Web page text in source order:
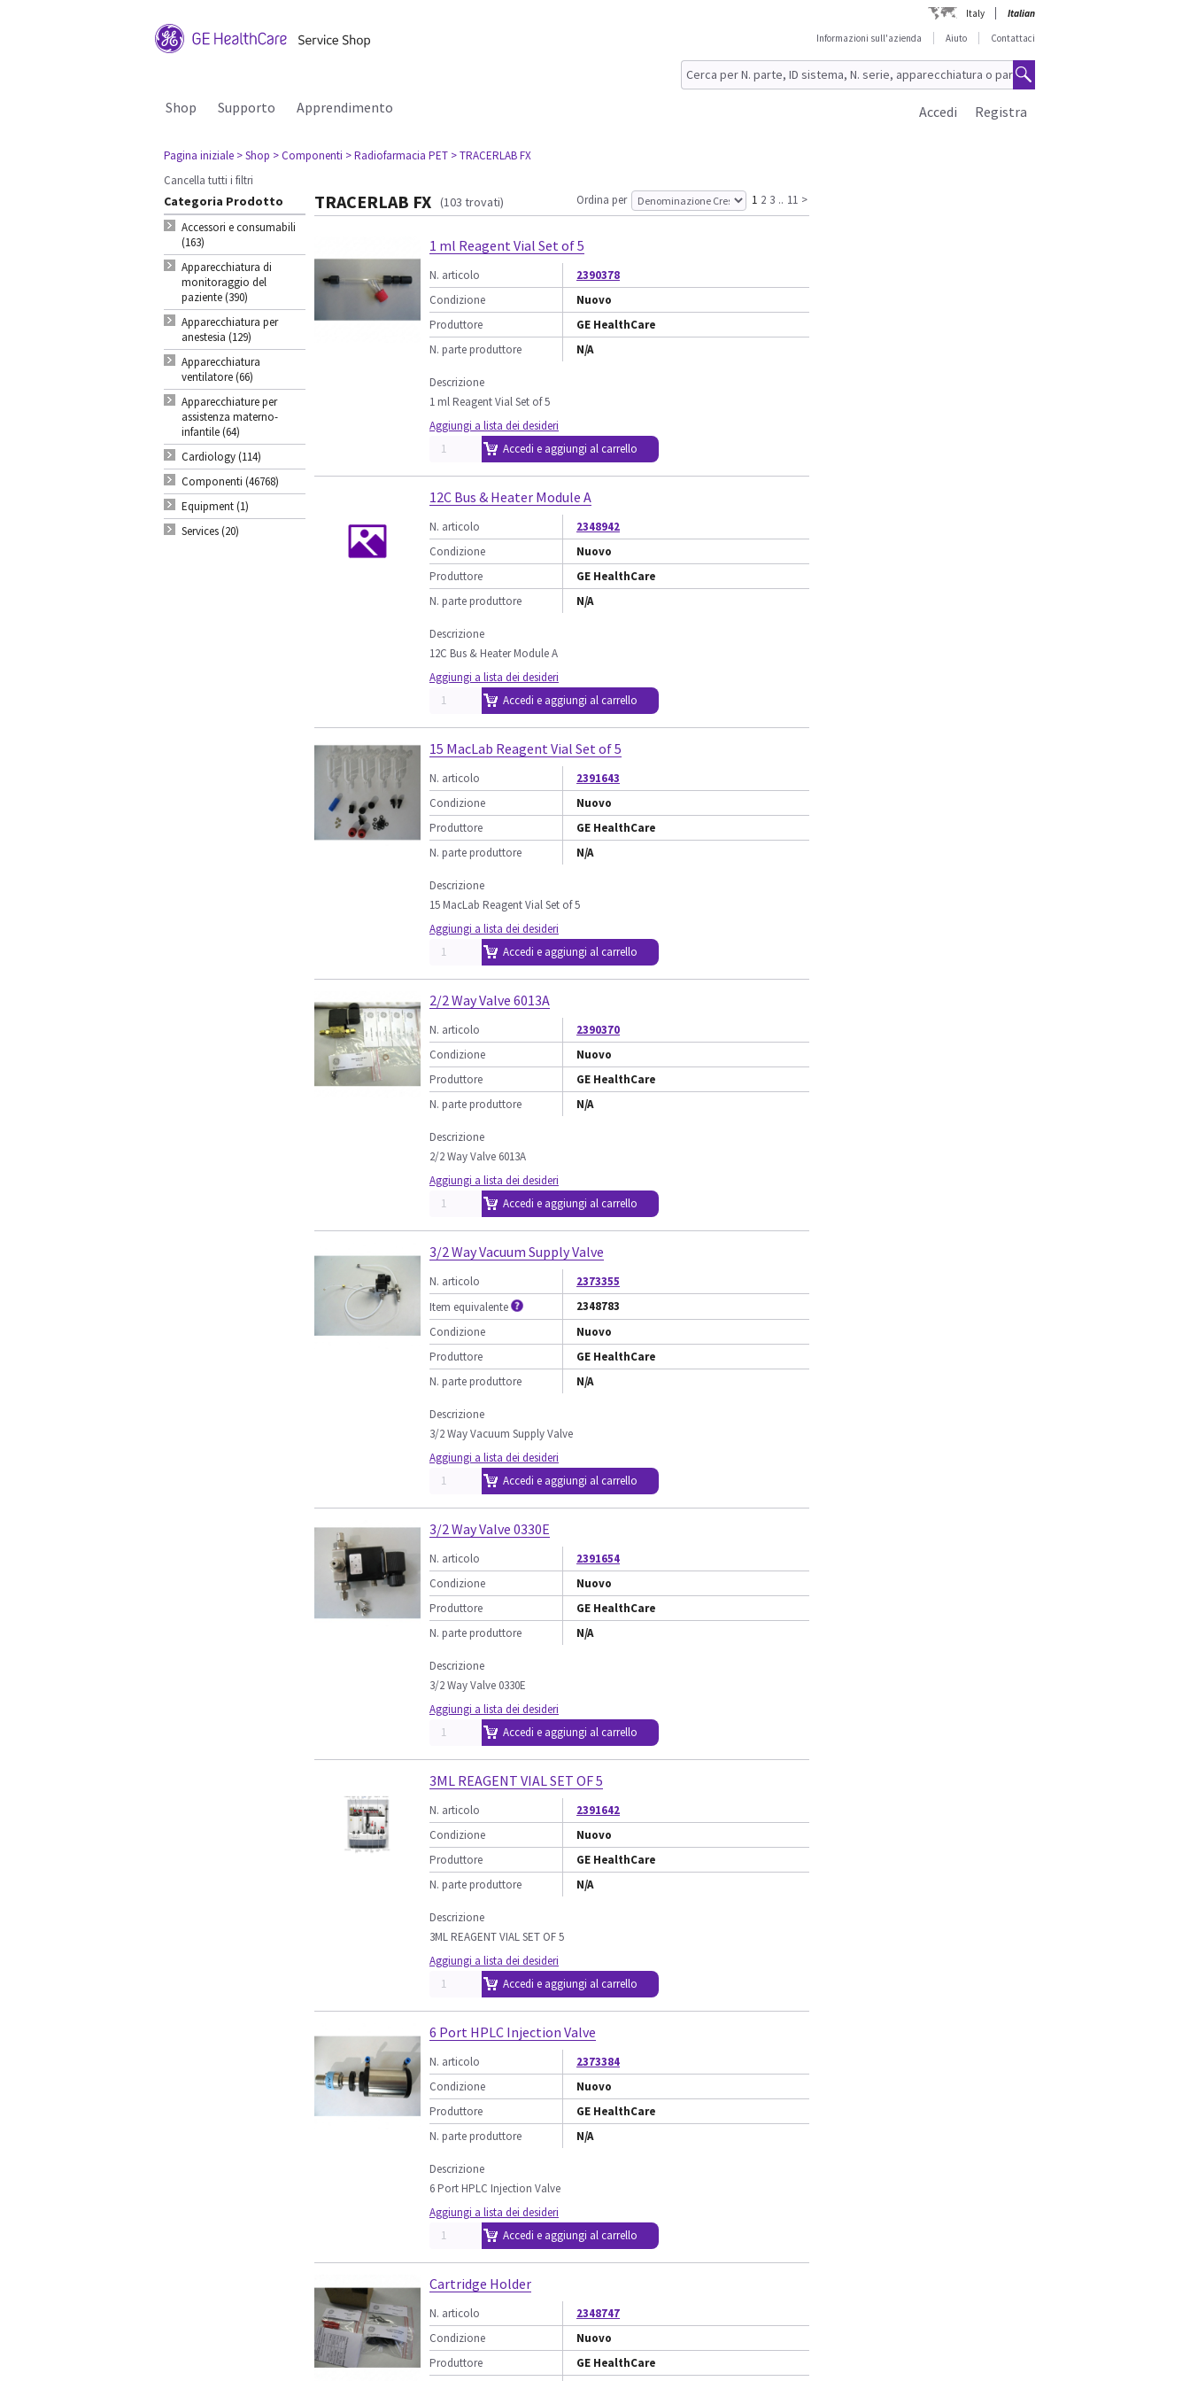
Italy
Italian
Informazioni sull'azienda
Aiuto Contattaci
Shop Supporto Apprendimento Registra
Accedi
Pagina iniziale > Shop > Componenti > Radiofarmacia PET > TRACERLAB FX
Cancella tutti i filtri
Categoria Prodotto
Accessori e consumabili
(163)
Apparecchiatura di
monitoraggio del
paziente (390)
Apparecchiatura per
anestesia (129)
Apparecchiatura
ventilatore (66)
Apparecchiature per
assistenza materno-
infantile (64)
Cardiology (114)
Componenti (46768)
Equipment (1)
Services (20)
TRACERLAB FX (103 trovati) Ordina per 1 2 3 .. 11 >
1 ml Reagent Vial Set of 5
N. articolo
2390378
Condizione
Nuovo
Produttore
GE HealthCare
N. parte produttore
N/A
Descrizione
1 ml Reagent Vial Set of 5
Aggiungi a lista dei desideri
Accedi e aggiungi al carrello
12C Bus & Heater Module A
N. articolo
2348942
Condizione
Nuovo
Produttore
GE HealthCare
N. parte produttore
N/A
Descrizione
12C Bus & Heater Module A
Aggiungi a lista dei desideri
Accedi e aggiungi al carrello
15 MacLab Reagent Vial Set of 5
N. articolo
2391643
Condizione
Nuovo
Produttore
GE HealthCare
N. parte produttore
N/A
Descrizione
15 MacLab Reagent Vial Set of 5
Aggiungi a lista dei desideri
Accedi e aggiungi al carrello
2/2 Way Valve 6013A
N. articolo
2390370
Condizione
Nuovo
Produttore
GE HealthCare
N. parte produttore
N/A
Descrizione
2/2 Way Valve 6013A
Aggiungi a lista dei desideri
Accedi e aggiungi al carrello
3/2 Way Vacuum Supply Valve
N. articolo
2373355
Item equivalente
2348783
Condizione
Nuovo
Produttore
GE HealthCare
N. parte produttore
N/A
Descrizione
3/2 Way Vacuum Supply Valve
Aggiungi a lista dei desideri
Accedi e aggiungi al carrello
3/2 Way Valve 0330E
N. articolo
2391654
Condizione
Nuovo
Produttore
GE HealthCare
N. parte produttore
N/A
Descrizione
3/2 Way Valve 0330E
Aggiungi a lista dei desideri
Accedi e aggiungi al carrello
3ML REAGENT VIAL SET OF 5
N. articolo
2391642
Condizione
Nuovo
Produttore
GE HealthCare
N. parte produttore
N/A
Descrizione
3ML REAGENT VIAL SET OF 5
Aggiungi a lista dei desideri
Accedi e aggiungi al carrello
6 Port HPLC Injection Valve
N. articolo
2373384
Condizione
Nuovo
Produttore
GE HealthCare
N. parte produttore
N/A
Descrizione
6 Port HPLC Injection Valve
Aggiungi a lista dei desideri
Accedi e aggiungi al carrello
Cartridge Holder
N. articolo
2348747
Condizione
Nuovo
Produttore
GE HealthCare